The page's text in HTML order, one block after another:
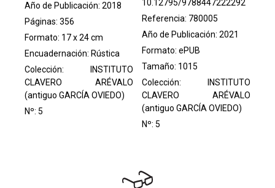
Año de Publicación: 2018
Páginas: 356
Formato: 17 x 24 cm
Encuadernación: Rústica
Colección: INSTITUTO
CLAVERO ARÉVALO
(antiguo GARCÍA OVIEDO)
Nº: 5
10.12795/9788447222292
Referencia: 780005
Año de Publicación: 2021
Formato: ePUB
Tamaño: 1015
Colección: INSTITUTO
CLAVERO ARÉVALO
(antiguo GARCÍA OVIEDO)
Nº: 5